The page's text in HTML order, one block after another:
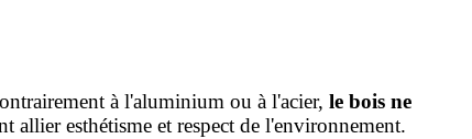
à l'aluminium ou à l'acier, le bois ne
esthétisme et respect de l'environnement.